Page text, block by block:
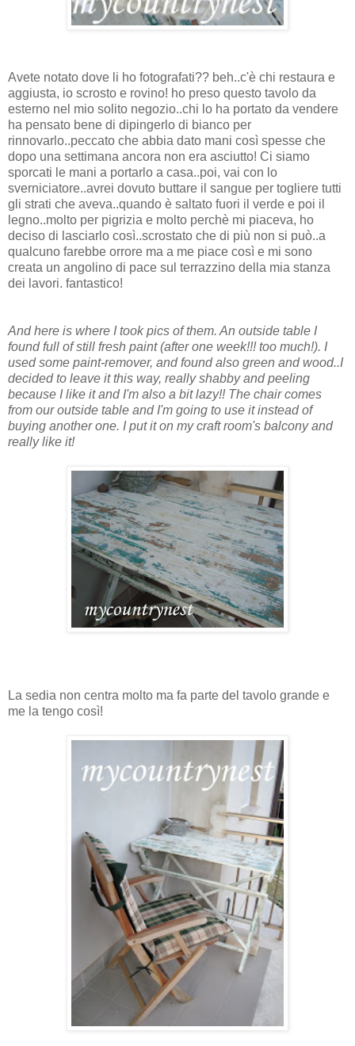
Avete notato dove li ho fotografati?? beh..c'è chi restaura e
aggiusta, io scrosto e rovino! ho preso questo tavolo da
esterno nel mio solito negozio..chi lo ha portato da vendere
ha pensato bene di dipingerlo di bianco per
rinnovarlo..peccato che abbia dato mani così spesse che
dopo una settimana ancora non era asciutto! Ci siamo
sporcati le mani a portarlo a casa..poi, vai con lo
sverniciatore..avrei dovuto buttare il sangue per togliere tutti
gli strati che aveva..quando è saltato fuori il verde e poi il
legno..molto per pigrizia e molto perchè mi piaceva, ho
deciso di lasciarlo così..scrostato che di più non si può..a
qualcuno farebbe orrore ma a me piace così e mi sono
creata un angolino di pace sul terrazzino della mia stanza
dei lavori. fantastico!
And here is where I took pics of them. An outside table I
found full of still fresh paint (after one week!!! too much!). I
used some paint-remover, and found also green and wood..I
decided to leave it this way, really shabby and peeling
because I like it and I'm also a bit lazy!! The chair comes
from our outside table and I'm going to use it instead of
buying another one. I put it on my craft room's balcony and
really like it!
La sedia non centra molto ma fa parte del tavolo grande e
me la tengo così!